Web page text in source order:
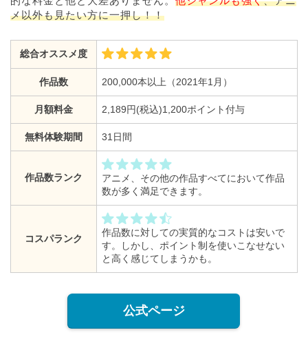
メ以外も見たい方に一押し！！
総合オススメ度
作品数 200,000本以上（2021年1月）
月額料金 2,189円(税込)1,200ポイント付与
無料体験期間 31日間
作品数ランク
アニメ、その他の作品すべてにおいて作品
数が多く満足できます。
コスパランク
作品数に対しての実質的なコストは安いで
す。しかし、ポイント制を使いこなせない
と高く感じてしまうかも。
公式ページ